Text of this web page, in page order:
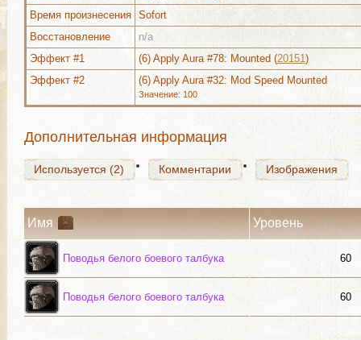
Время произнесения Sofort
Восстановление
n/a
Эффект #1
(6) Apply Aura #78: Mounted (20151)
Эффект #2
(6) Apply Aura #32: Mod Speed Mounted
Значение: 100
Дополнительная информация
Используется (2)
Используется (2) Комментарии Изображения
Используется (2) Комментарии Изображения
Имя Уровень
Поводья белого боевого талбука 60
Поводья белого боевого талбука 60